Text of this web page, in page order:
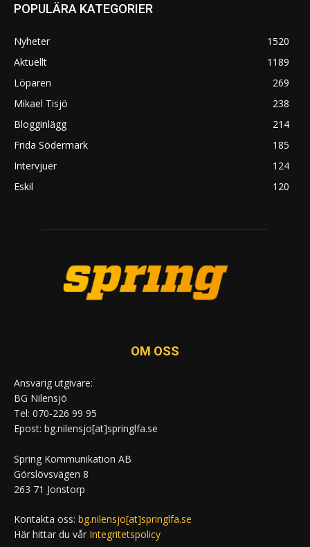
POPULÄRA KATEGORIER
Nyheter
1520
Aktuellt
1189
Löparen
269
Mikael Tisjö
238
Blogginlägg
214
Frida Södermark
185
Intervjuer
124
Eskil
120
OM OSS
Ansvarig utgivare:
BG Nilensjö
Tel: 070-226 99 95
Epost: bg.nilensjo[at]springlfa.se
Spring Kommunikation AB
Görslövsvägen 8
263 71 Jonstorp
Kontakta oss: bg.nilensjo[at]springlfa.se
Här hittar du vår Integritetspolicy